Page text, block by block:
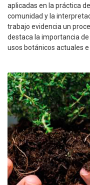
aplicadas en la práctica
comunidad y la
trabajo evidencia un
destaca la importancia
usos botánicos actuales e